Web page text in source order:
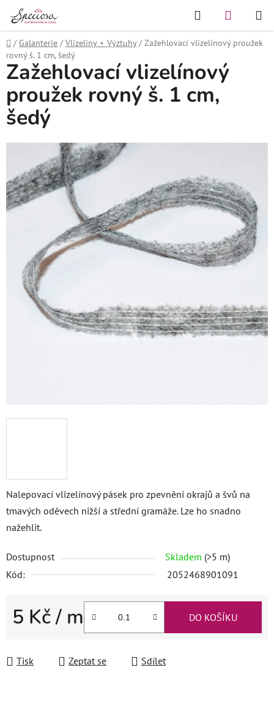
obsah
Hledat
KOŠÍK
Domů
/ Galanterie / Vlizelíny ⋆ Výztuhy / Zažehlovací vlizelínový proužek
rovný š. 1 cm, šedý
Nalepovací vlizelínový pásek pro zpevnění okrajů a švů na
tmavých oděvech nižší a střední gramáže. Lze ho snadno
nažehlit.
Dostupnost Skladem (>5 m)
Kód:
2052468901091
5 Kč/ m DO KOŠÍKU
Tisk Zeptat se Sdílet
Zažehlovací vlizelínový
proužek rovný š. 1 cm,
šedý